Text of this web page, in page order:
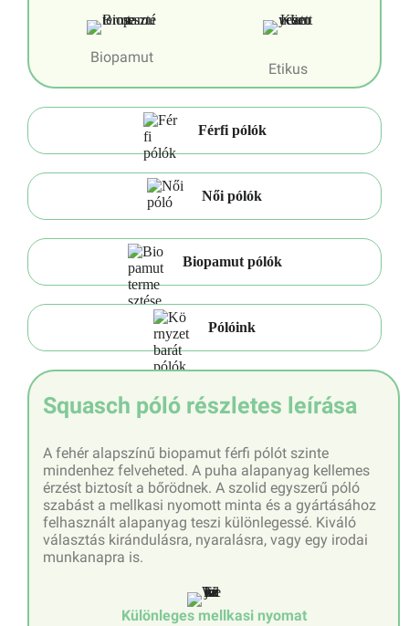
Biopamut
Etikus
Férfi pólók
Női pólók
Biopamut pólók
Pólóink
Squasch póló részletes leírása
A fehér alapszínű biopamut férfi pólót szinte
mindenhez felveheted. A puha alapanyag kellemes
érzést biztosít a bőrödnek. A szolid egyszerű póló
szabást a mellkasi nyomott minta és a gyártásához
felhasznált alapanyag teszi különlegessé. Kiváló
választás kirándulásra, nyaralásra, vagy egy irodai
munkanapra is.
Különleges mellkasi nyomat